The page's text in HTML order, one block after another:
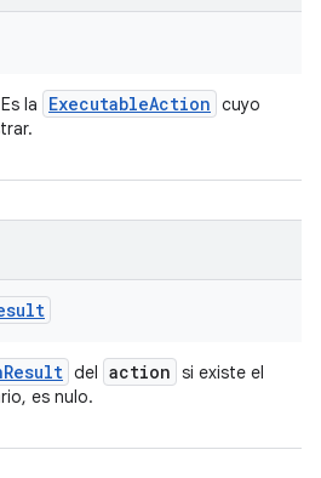
la ExecutableAction cuyo
Result del action si existe el
es nulo.